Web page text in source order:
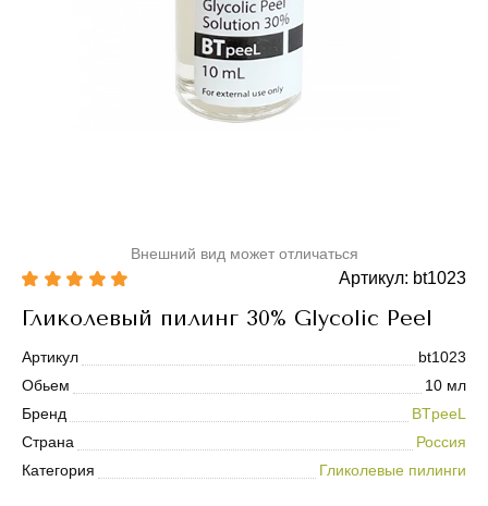
Внешний вид может отличаться
Артикул: bt1023
Гликолевый пилинг 30% Glycolic Peel
Артикул
bt1023
Обьем
10 мл
Бренд
BTpeeL
Страна
Россия
Категория
Гликолевые пилинги